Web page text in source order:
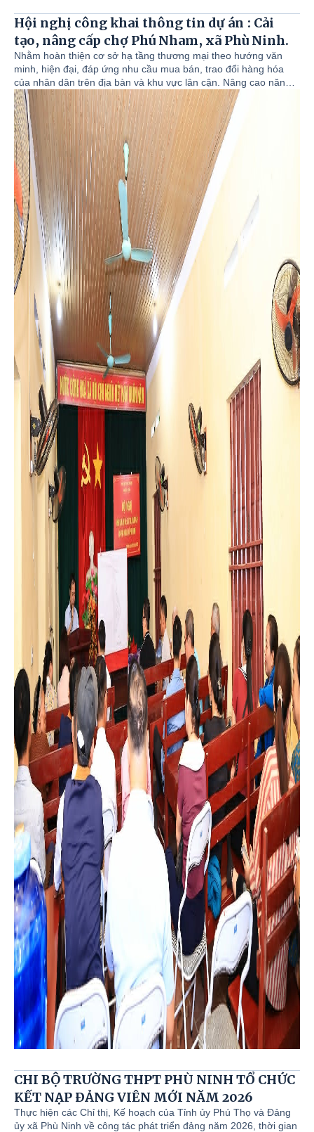
Hội nghị công khai thông tin dự án : Cải
tạo, nâng cấp chợ Phú Nham, xã Phù Ninh.
Nhằm hoàn thiện cơ sở hạ tầng thương mại theo hướng văn
minh, hiện đại, đáp ứng nhu cầu mua bán, trao đổi hàng hóa
của nhân dân trên địa bàn và khu vực lân cận. Nâng cao năng
lực thương mại, tạo điểm kinh doanh thuận lợi cho người dân
góp phần phát triển kinh tế xã hội địa phương. Ngày 05/8/2026,
Tại Nhà văn hóa Tổ dân phố số 07, UBND xã Phù Ninh tổ chức
hội nghị công khai thông tin dự án: Cải tạo, nâng cấp chợ Phú
Nham, xã Phù Ninh. Dự hội nghị có lãnh đạo Ban Quản lý dự
án; Phòng Kinh tế; Phòng Nông nghiệp và Môi trường; Đơn vị
nhà thầu thi công; Ban chi ủy, đại diện các hộ dân, các hộ bán
hàng trong khu vực thực hiện dự án.
CHI BỘ TRƯỜNG THPT PHÙ NINH TỔ CHỨC
KẾT NẠP ĐẢNG VIÊN MỚI NĂM 2026
Thực hiện các Chỉ thị, Kế hoạch của Tỉnh ủy Phú Thọ và Đảng
ủy xã Phù Ninh về công tác phát triển đảng năm 2026, thời gian